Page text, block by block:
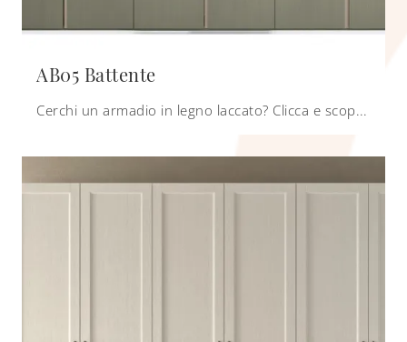
AB05 Battente
Cerchi un armadio in legno laccato? Clicca e scopri armadiature a muro con ante battenti di Scandola.